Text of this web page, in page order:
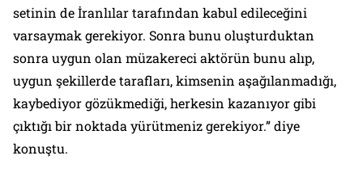
setinin de İranlılar tarafından kabul edileceğini
varsaymak gerekiyor. Sonra bunu oluşturduktan
sonra uygun olan müzakereci aktörün bunu alıp,
uygun şekillerde tarafları, kimsenin aşağılanmadığı,
kaybediyor gözükmediği, herkesin kazanıyor gibi
çıktığı bir noktada yürütmeniz gerekiyor.” diye
konuştu.